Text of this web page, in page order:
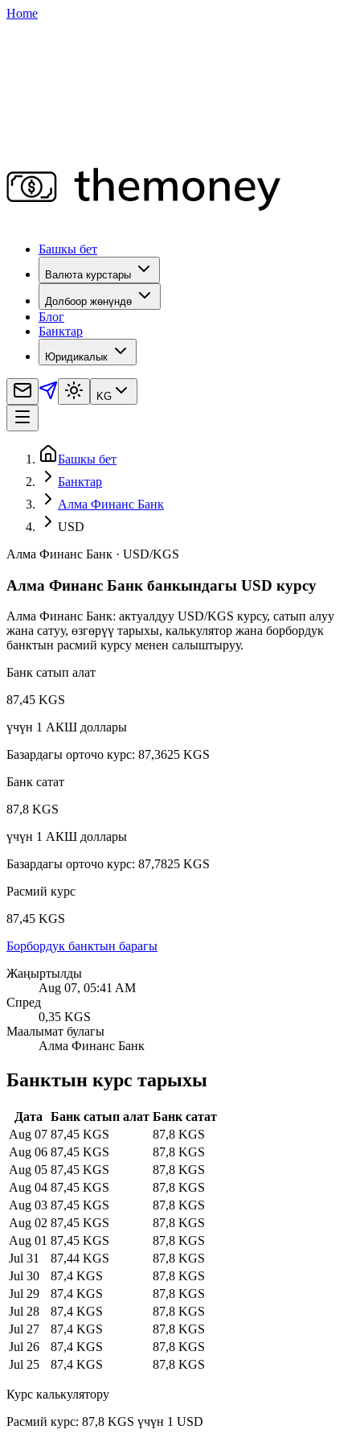
Home
Башкы бет
Валюта курстары
Долбоор жөнүндө
Блог
Банктар
Юридикалык
KG
Башкы бет
Банктар
Алма Финанс Банк
USD
Алма Финанс Банк · USD/KGS
Алма Финанс Банк банкындагы USD курсу
Алма Финанс Банк: актуалдуу USD/KGS курсу, сатып алуу
жана сатуу, өзгөрүү тарыхы, калькулятор жана борбордук
банктын расмий курсу менен салыштыруу.
Банк сатып алат
87,45 KGS
үчүн 1 АКШ доллары
Базардагы орточо курс: 87,3625 KGS
Банк сатат
87,8 KGS
үчүн 1 АКШ доллары
Базардагы орточо курс: 87,7825 KGS
Расмий курс
87,45 KGS
Борбордук банктын барагы
Жаңыртылды
Aug 07, 05:41 AM
Спред
0,35 KGS
Маалымат булагы
Алма Финанс Банк
Банктын курс тарыхы
Дата Банк сатып алат Банк сатат
Aug 07 87,45 KGS
87,8 KGS
Aug 06 87,45 KGS
87,8 KGS
Aug 05 87,45 KGS
87,8 KGS
Aug 04 87,45 KGS
87,8 KGS
Aug 03 87,45 KGS
87,8 KGS
Aug 02 87,45 KGS
87,8 KGS
Aug 01 87,45 KGS
87,8 KGS
Jul 31
87,44 KGS
87,8 KGS
Jul 30
87,4 KGS
87,8 KGS
Jul 29
87,4 KGS
87,8 KGS
Jul 28
87,4 KGS
87,8 KGS
Jul 27
87,4 KGS
87,8 KGS
Jul 26
87,4 KGS
87,8 KGS
Jul 25
87,4 KGS 87,8 KGS
Курс калькулятору
Расмий курс: 87,8 KGS үчүн 1 USD